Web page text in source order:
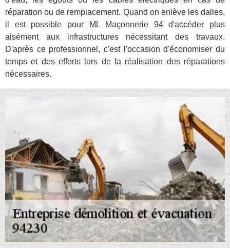
réparation ou de remplacement. Quand on enlève les dalles,
il est possible pour ML Maçonnerie 94 d'accéder plus
aisément aux infrastructures nécessitant des travaux.
D'après ce professionnel, c'est l'occasion d'économiser du
temps et des efforts lors de la réalisation des réparations
nécessaires.